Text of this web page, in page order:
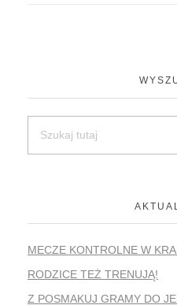
MECZE KONTROLNE W
RODZICE TEŻ TRENUJĄ!
Z POSMAKUJ GRAMY DO